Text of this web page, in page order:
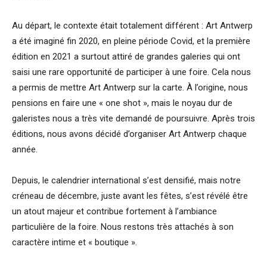
Au départ, le contexte était totalement différent : Art Antwerp
a été imaginé fin 2020, en pleine période Covid, et la première
édition en 2021 a surtout attiré de grandes galeries qui ont
saisi une rare opportunité de participer à une foire. Cela nous
a permis de mettre Art Antwerp sur la carte. À l’origine, nous
pensions en faire une « one shot », mais le noyau dur de
galeristes nous a très vite demandé de poursuivre. Après trois
éditions, nous avons décidé d’organiser Art Antwerp chaque
année.
Depuis, le calendrier international s’est densifié, mais notre
créneau de décembre, juste avant les fêtes, s’est révélé être
un atout majeur et contribue fortement à l’ambiance
particulière de la foire. Nous restons très attachés à son
caractère intime et « boutique ».